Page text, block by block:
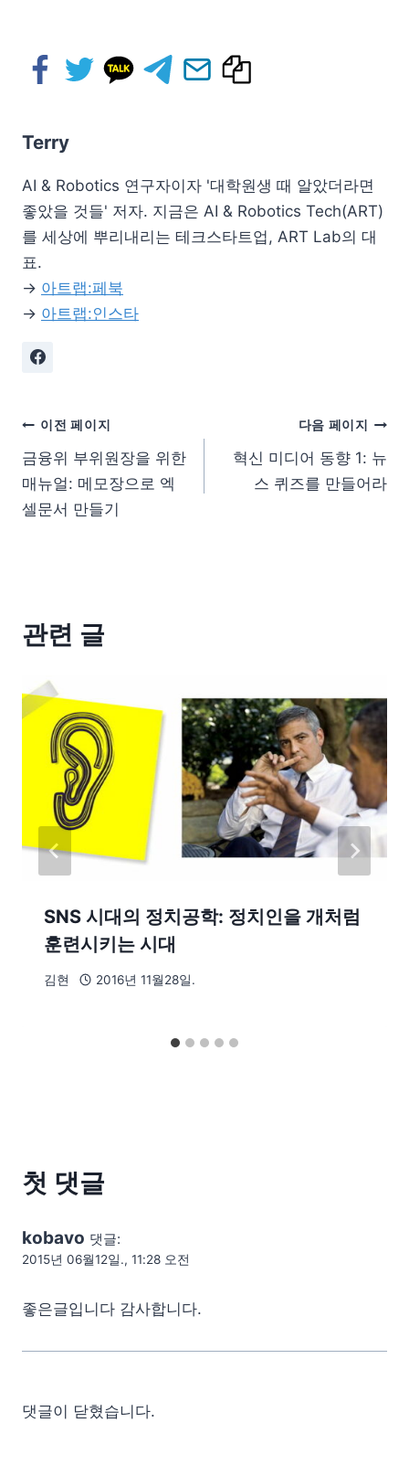
Terry
AI & Robotics 연구자이자 '대학원생 때 알았더라면
좋았을 것들' 저자. 지금은 AI & Robotics Tech(ART)
를 세상에 뿌리내리는 테크스타트업, ART Lab의 대
표.
→ 아트랩:페북
→ 아트랩:인스타
이전 페이지
금융위 부위원장을 위한
매뉴얼: 메모장으로 엑
셀문서 만들기
다음 페이지
혁신 미디어 동향 1: 뉴
스 퀴즈를 만들어라
관련 글
SNS 시대의 정치공학: 정치인을 개처럼
훈련시키는 시대
김현 2016년 11월28일.
첫 댓글
kobavo 댓글:
2015년 06월12일., 11:28 오전
좋은글입니다 감사합니다.
댓글이 닫혔습니다.